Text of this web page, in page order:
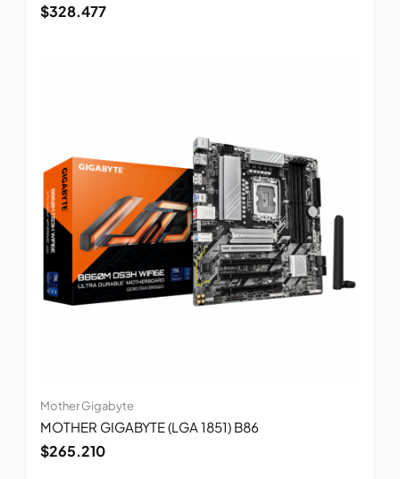
$328.477
Mother Gigabyte
MOTHER GIGABYTE (LGA 1851) B86
$265.210